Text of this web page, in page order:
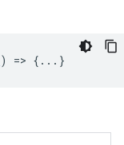
) => {...}